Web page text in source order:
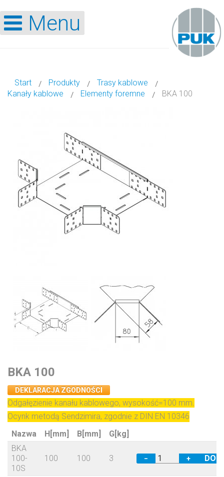
Menu
Start Produkty
Trasy kablowe
Kanały kablowe
Elementy foremne BKA 100
BKA 100
DEKLARACJA ZGODNOŚCI
Odgałęzienie kanału kablowego, wysokość=100 mm.
Ocynk metodą Sendzimira, zgodnie z DIN EN 10346
Nazwa
H[mm] B[mm]
G[kg]
BKA
100-
10S
100 100 3 − +